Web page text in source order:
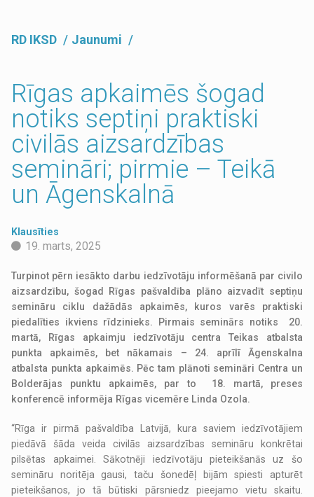
RD IKSD Jaunumi
Rīgas apkaimēs šogad
notiks septiņi praktiski
civilās aizsardzības
semināri; pirmie – Teikā
un Āgenskalnā
Klausīties
19. marts, 2025
Turpinot pērn iesākto darbu iedzīvotāju informēšanā par civilo
aizsardzību, šogad Rīgas pašvaldība plāno aizvadīt septiņu
semināru ciklu dažādās apkaimēs, kuros varēs praktiski
piedalīties ikviens rīdzinieks. Pirmais seminārs notiks 20.
martā, Rīgas apkaimju iedzīvotāju centra Teikas atbalsta
punkta apkaimēs, bet nākamais – 24. aprīlī Āgenskalna
atbalsta punkta apkaimēs. Pēc tam plānoti semināri Centra un
Bolderājas punktu apkaimēs, par to 18. martā, preses
konferencē informēja Rīgas vicemēre Linda Ozola.
“Rīga ir pirmā pašvaldība Latvijā, kura saviem iedzīvotājiem
piedāvā šāda veida civilās aizsardzības semināru konkrētai
pilsētas apkaimei. Sākotnēji iedzīvotāju pieteikšanās uz šo
semināru noritēja gausi, taču šonedēļ bijām spiesti apturēt
pieteikšanos, jo tā būtiski pārsniedz pieejamo vietu skaitu.